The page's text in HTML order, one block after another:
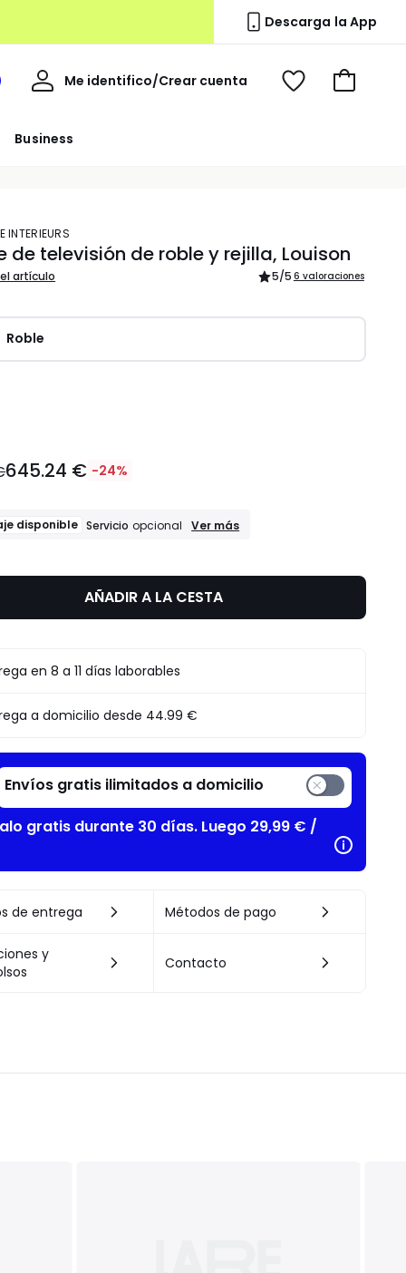
Descarga la App
Business
Me identifico/Crear cuenta
Mi
Ver
Ir
INTERIEURS
de televisión de roble y rejilla, Louison
artículo 5/5 6 valoraciones
Roble
645.24 € -24%
disponible Servicio opcional
Montaje
Ver más
AÑADIR A LA CESTA
en 8 a 11 días laborables
a domicilio desde 44.99 €
Envíos gratis ilimitados a domicilio
gratis durante 30 días. Luego 29,99 € /
de entrega Métodos de pago
y
Contacto